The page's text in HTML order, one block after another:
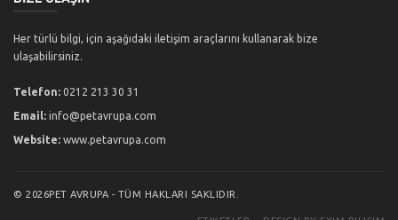
Her türlü bilgi, için aşağıdaki iletişim araçlarını kullanarak bize
ulaşabilirsiniz.
Telefon: 0212 213 30 31
Email: info@petavrupa.com
Website: www.petavrupa.com
© 2026PET AVRUPA - TÜM HAKLARI SAKLIDIR.